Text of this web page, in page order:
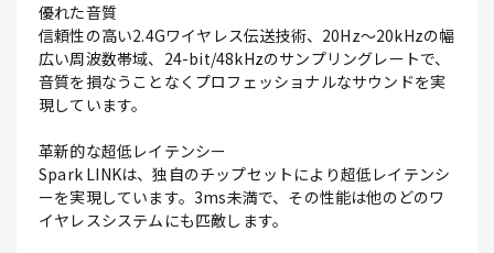
優れた音質
信頼性の高い2.4Gワイヤレス伝送技術、20Hz～20kHzの幅
広い周波数帯域、24-bit/48kHzのサンプリングレートで、
音質を損なうことなくプロフェッショナルなサウンドを実
現しています。
革新的な超低レイテンシー
Spark LINKは、独自のチップセットにより超低レイテンシ
ーを実現しています。3ms未満で、その性能は他のどのワ
イヤレスシステムにも匹敵します。